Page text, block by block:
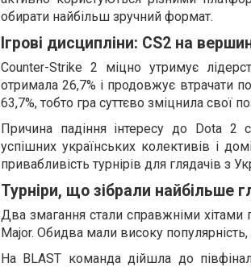
обирати найбільш зручний формат.
Ігрові дисципліни: CS2 на
Counter-Strike 2 міцно утримує
отримала 26,7% і продовжує втрачати
63,7%, тобто гра суттєво зміцнила свої
Причина падіння інтересу до Dota 2
успішних українських колективів і
привабливість турнірів для глядачів з
Турніри, що зібрали найбільше
Два змагання стали справжніми хітами
Major. Обидва мали високу
На BLAST команда дійшла до